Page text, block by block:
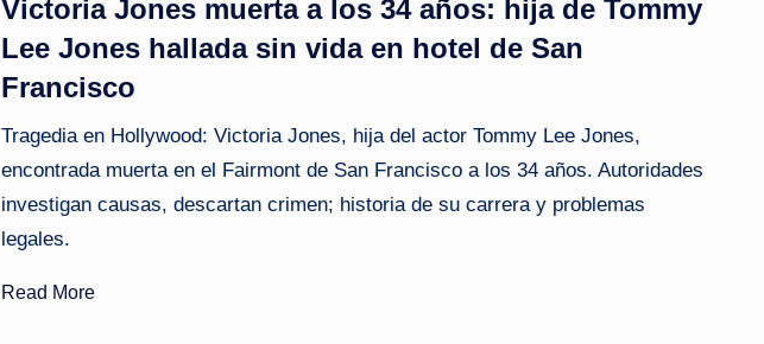
Victoria Jones muerta a los 34 años: hija de Tommy
Lee Jones hallada sin vida en hotel de San
Francisco
Tragedia en Hollywood: Victoria Jones, hija del actor Tommy Lee Jones,
encontrada muerta en el Fairmont de San Francisco a los 34 años. Autoridades
investigan causas, descartan crimen; historia de su carrera y problemas
legales.
Read More